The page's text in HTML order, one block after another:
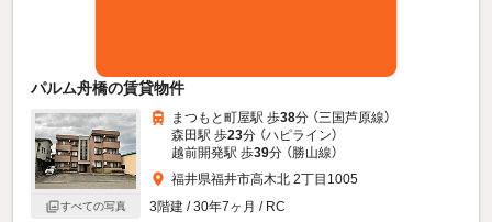
パルム舟橋の賃貸物件
すべての写真
まつもと町屋駅 歩38分 （三国芦原線）
森田駅 歩23分 （ハピライン）
越前開発駅 歩39分 （勝山線）
福井県福井市高木北 2丁目1005
3階建 / 30年7ヶ月 / RC